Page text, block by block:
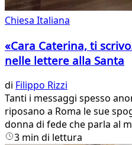
Chiesa Italiana
«Cara Caterina, ti
nelle lettere alla Santa
di Filippo Rizzi
Tanti i messaggi spesso
riposano a Roma le sue
donna di fede che parla al
3 min di lettura